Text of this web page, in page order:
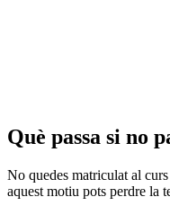
Què passa si no
No quedes matriculat al
aquest motiu pots perdre la